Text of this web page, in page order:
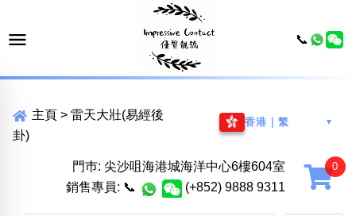
主頁 > 雷天大壯(易經後
卦)
香港｜繁 ▼
門巿: 尖沙咀海港城海洋中心6樓604室
銷售專員: 📞 (+852) 9888 9311
📞